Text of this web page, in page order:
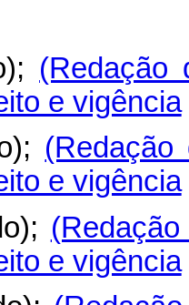
(Redação
e vigência
e vigência
e vigência